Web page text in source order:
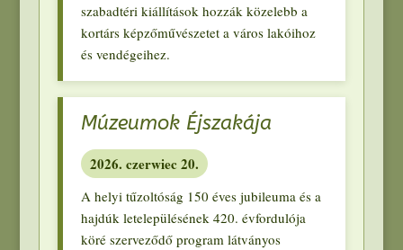
szabadtéri kiállítások hozzák közelebb a
kortárs képzőművészetet a város lakóihoz
és vendégeihez.
Múzeumok Éjszakája
2026. czerwiec 20.
A helyi tűzoltóság 150 éves jubileuma és a
hajdúk letelepülésének420. évfordulója
köré szerveződő program látványos